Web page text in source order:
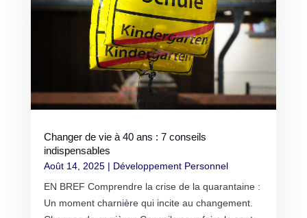
Changer de vie à 40 ans : 7 conseils
indispensables
Août 14, 2025| Développement Personnel
EN BREF Comprendre la crise de la quarantaine :
Un moment charnière qui incite au changement.